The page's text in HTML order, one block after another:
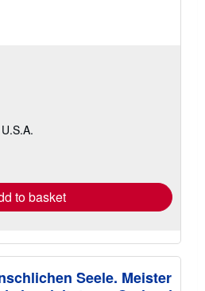
to basket
Seele. Meister